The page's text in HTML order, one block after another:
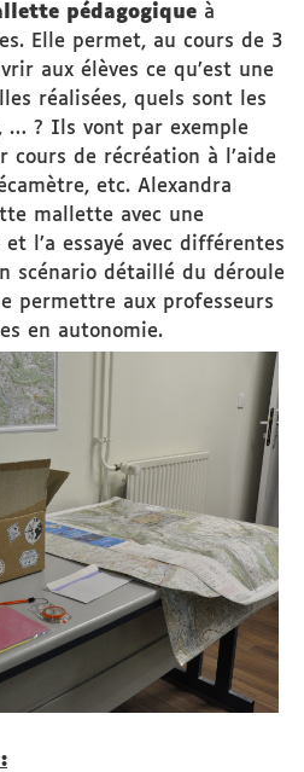
pédagogique à
Elle permet, au cours de 3
aux élèves ce qu’est une
réalisées, quels sont les
… ? Ils vont par exemple
cours de récréation à l’aide
etc. Alexandra
mallette avec une
l’a essayé avec différentes
scénario détaillé du déroule
permettre aux professeurs
en autonomie.